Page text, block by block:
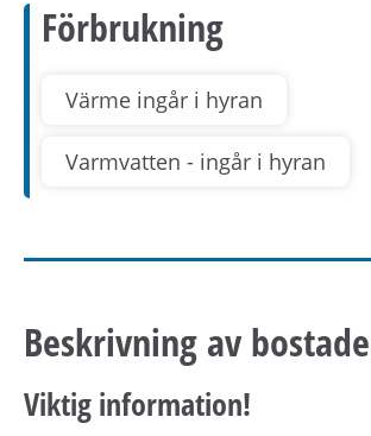
Förbrukning
Värme ingår i hyran
Varmvatten - ingår i hyran
Beskrivning av
Viktig information!